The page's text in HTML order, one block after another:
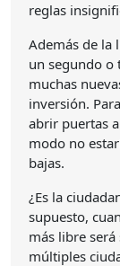
reglas
Además de la
un segundo o
muchas
inversión.
abrir puertas
modo no
bajas.
¿Es la
supuesto,
más libre
múltiples